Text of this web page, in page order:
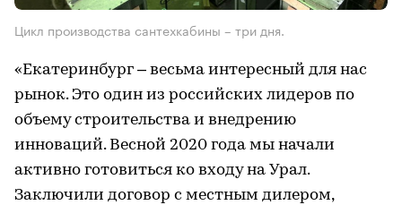
Цикл производства сантехкабины – три дня.
«Екатеринбург – весьма интересный для нас
рынок. Это один из российских лидеров по
объему строительства и внедрению
инноваций. Весной 2020 года мы начали
активно готовиться ко входу на Урал.
Заключили договор с местным дилером,